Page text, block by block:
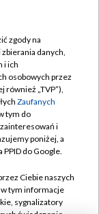
zgody na
danych,
i ich
osobowych przez
również „TVP”),
Zaufanych
tym do
i
poniżej, a
do Google.
Ciebie naszych
w tym informacje
sygnalizatory